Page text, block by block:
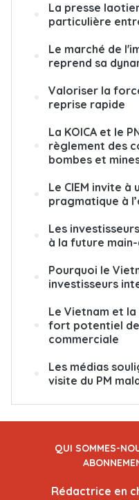
La presse
particulière
Le marché de
reprend sa
Valoriser la
reprise rapide
La KOICA et le
règlement des
bombes et
Le CIEM invite
pragmatique à
Les
à la future
Pourquoi le
investisseurs
Le Vietnam et la
fort potentiel
commerciale
Les médias
visite du PM
QUI SOMMES-
Rédactrice en